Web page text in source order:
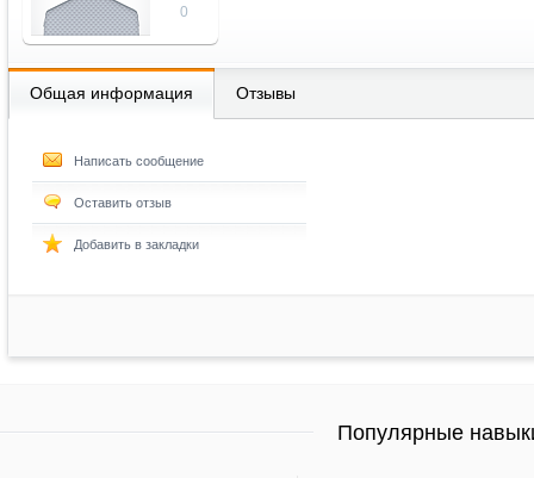
0
Общая информация Отзывы
Написать сообщение
Оставить отзыв
Добавить в закладки
Популярные